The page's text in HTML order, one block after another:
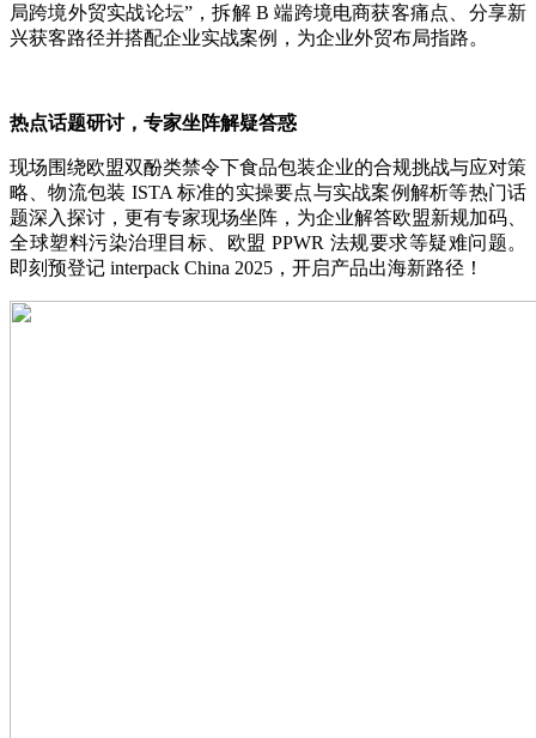
局跨境外贸实战论坛”，拆解 B 端跨境电商获客痛点、分享新
兴获客路径并搭配企业实战案例，为企业外贸布局指路。
热点话题研讨，专家坐阵解疑答惑
现场围绕欧盟双酚类禁令下食品包装企业的合规挑战与应对策
略、物流包装 ISTA 标准的实操要点与实战案例解析等热门话
题深入探讨，更有专家现场坐阵，为企业解答欧盟新规加码、
全球塑料污染治理目标、欧盟 PPWR 法规要求等疑难问题。
即刻预登记 interpack China 2025，开启产品出海新路径！